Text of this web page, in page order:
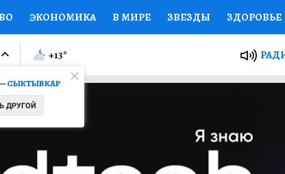
ЭКОНОМИКА В МИРЕ ЗВЕЗДЫ ЗДОРОВЬЕ
НАЦИОНАЛЬНЫЕ ПРОЕКТЫ РОССИИ
Я ЗНАЮ СЕМЬЯ ЖЕНСКИЕ СЕКРЕТЫ
СЕРИАЛЫ
КОНКУРСЫ ГИД
СЫКТЫВКАР
ДРУГОЙ
+13°